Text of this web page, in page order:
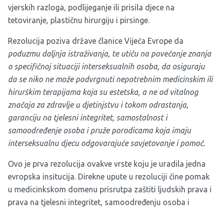
vjerskih razloga, podlijeganje ili prisila djece na
tetoviranje, plastičnu hirurgiju i pirsinge.
Rezolucija poziva države članice Vijeća Evrope da
poduzmu daljnja istraživanja, te utiču na povećanje znanja
o specifičnoj situaciji interseksualnih osoba, da osiguraju
da se niko ne može podvrgnuti nepotrebnim medicinskim ili
hirurškim terapijama koja su estetska, a ne od vitalnog
značaja za zdravlje u djetinjstvu i tokom odrastanja,
garanciju na tjelesni integritet, samostalnost i
samoodređenje osoba i pruže porodicama koja imaju
interseksualnu djecu odgovarajuće savjetovanje i pomoć.
Ovo je prva rezolucija ovakve vrste koju je uradila jedna
evropska insitucija. Direkne upute u rezoluciji čine pomak
u medicinkskom domenu prisrutpa zaštiti ljudskih prava i
prava na tjelesni integritet, samoodređenju osoba i